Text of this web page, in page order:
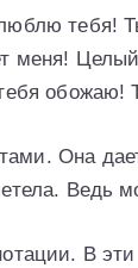
тебя!
меня!
обожаю!
Она
Ведь
В